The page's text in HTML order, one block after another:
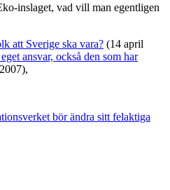
inslaget, vad vill man egentligen
att Sverige ska vara? (14 april
ansvar, också den som har
bör ändra sitt felaktiga